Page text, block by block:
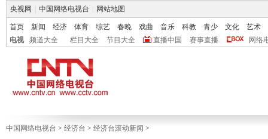
央视网 中国网络电视台 网站地图
首页 新闻 经济 体育 综艺 春晚 戏曲 音乐 科教 青少 文化
艺术
电视
频道大全 栏目大全 节目大全 直播中国 赛事直播 网络
中国网络电视台 > 经济台 > 经济台滚动新闻 >